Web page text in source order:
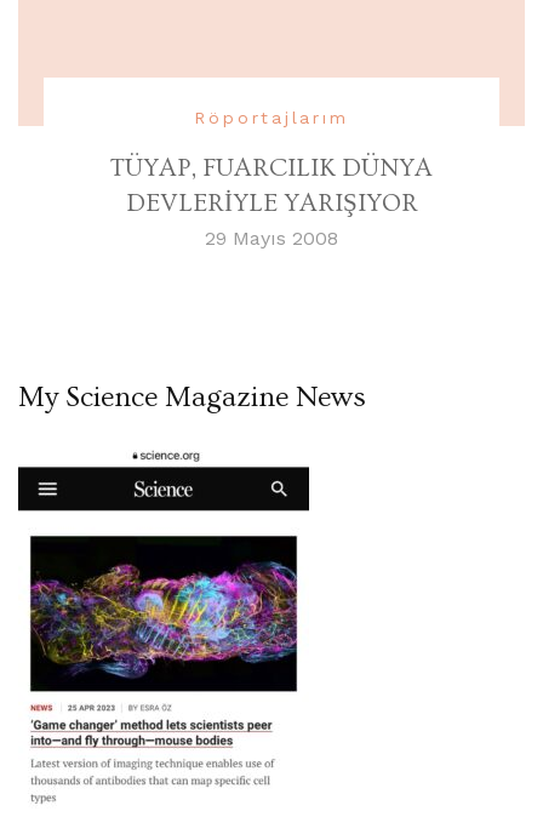
Röportajlarım
TÜYAP, FUARCILIK DÜNYA
DEVLERİYLE YARIŞIYOR
29 Mayıs 2008
My Science Magazine News